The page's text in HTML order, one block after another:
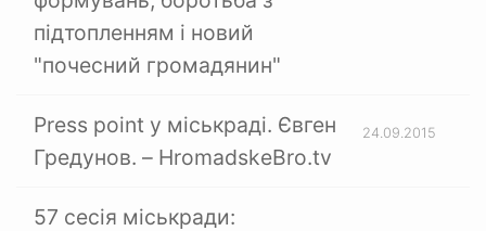
підтопленням і новий
"почесний громадянин"
Press point у міськраді. Євген
Гредунов. – HromadskeBro.tv
24.09.2015
57 сесія міськради: